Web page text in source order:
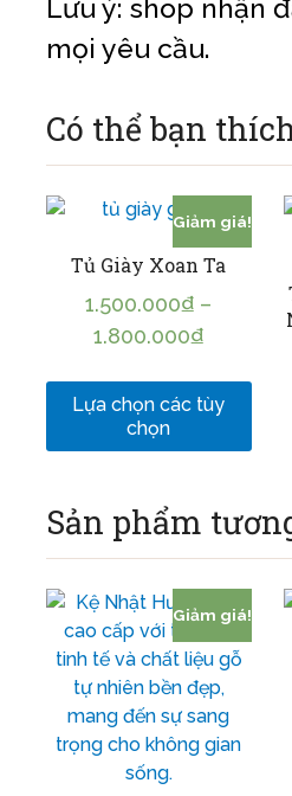
Lưu ý: shop nhận
mọi yêu cầu.
Có thể bạn
Giảm giá!
Tủ Giày Xoan Ta
1.500.000₫ –
1.800.000₫
Lựa chọn các tùy
chọn
Sản phẩm
Giảm giá!